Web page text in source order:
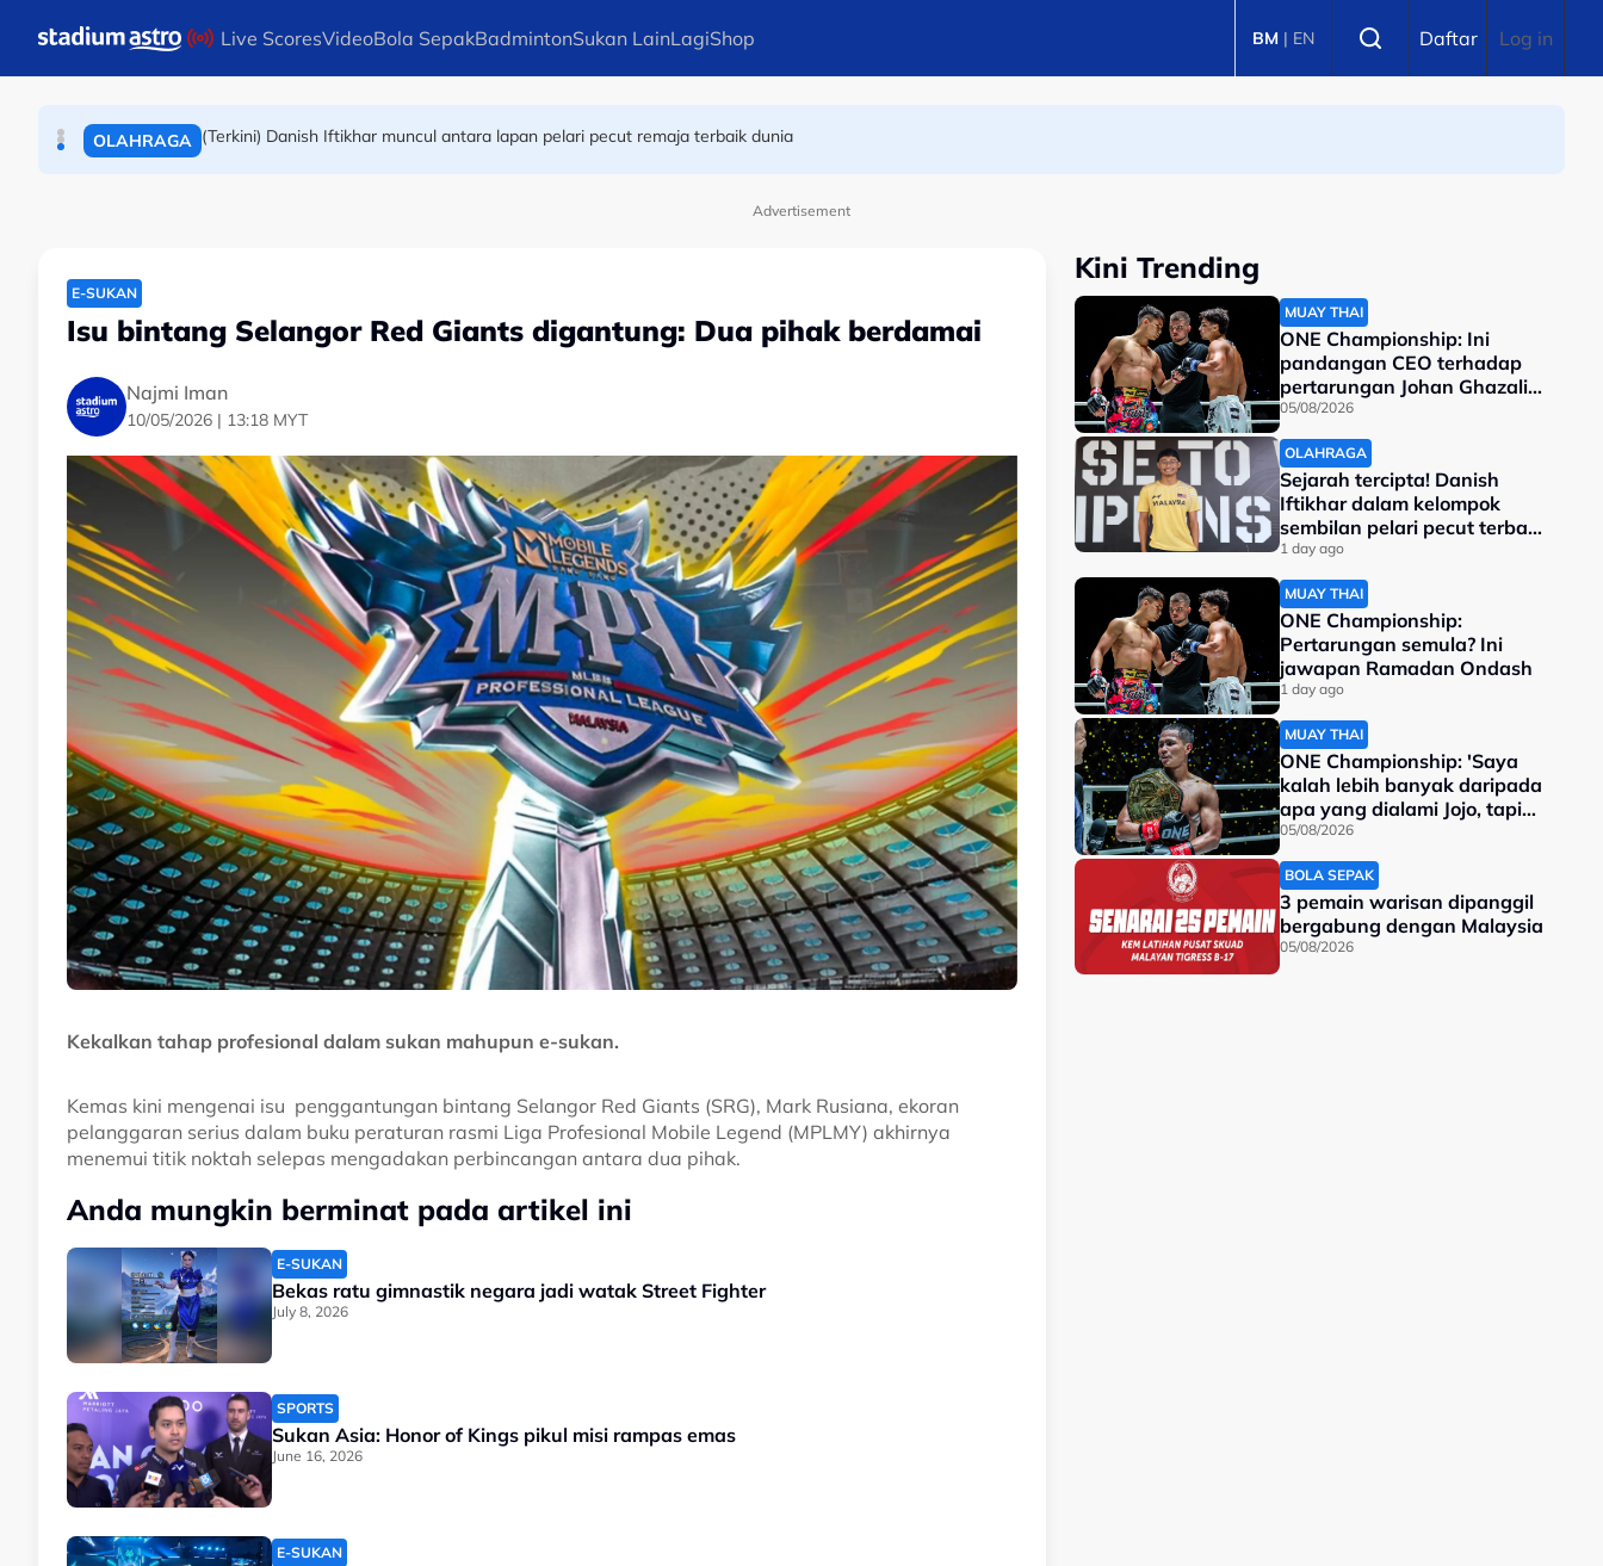
Live ScoresVideoBola SepakBadmintonSukan LainLagiShop BM | EN Daftar Log in
OLAHRAGA
OLAHRAGA (Terkini) Danish Iftikhar muncul antara lapan pelari pecut remaja terbaik dunia
Masters Korea Selatan: Yap Roy King-Tee Kai Wun atasi finalis Terbuka Taiwan
Advertisement
E-SUKAN
Isu bintang Selangor Red Giants digantung: Dua pihak berdamai
Najmi Iman
10/05/2026 | 13:18 MYT
Kekalkan tahap profesional dalam sukan mahupun e-sukan.
Kemas kini mengenai isu penggantungan bintang Selangor Red Giants (SRG), Mark Rusiana, ekoran
pelanggaran serius dalam buku peraturan rasmi Liga Profesional Mobile Legend (MPLMY) akhirnya
menemui titik noktah selepas mengadakan perbincangan antara dua pihak.
Anda mungkin berminat pada artikel ini
E-SUKAN
Bekas ratu gimnastik negara jadi watak Street Fighter
July 8, 2026
SPORTS
Sukan Asia: Honor of Kings pikul misi rampas emas
June 16, 2026
E-SUKAN
Kini Trending
MUAY THAI
ONE Championship: Ini
pandangan CEO terhadap
pertarungan Johan Ghazali-
Ramadan Ondash
05/08/2026
OLAHRAGA
Sejarah tercipta! Danish
Iftikhar dalam kelompok
sembilan pelari pecut terbaik
dunia
1 day ago
MUAY THAI
ONE Championship:
Pertarungan semula? Ini
jawapan Ramadan Ondash
1 day ago
MUAY THAI
ONE Championship: 'Saya
kalah lebih banyak daripada
apa yang dialami Jojo, tapi
saya jadi juara dunia'
05/08/2026
BOLA SEPAK
3 pemain warisan dipanggil
bergabung dengan Malaysia
05/08/2026